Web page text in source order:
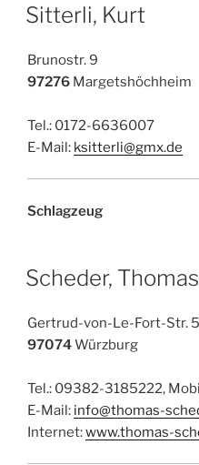
Sitterli, Kurt
Brunostr. 9
97276 Margetshöchheim
Tel.: 0172-6636007
E-Mail: ksitterli@gmx.de
Schlagzeug
Scheder, Thomas
Gertrud-von-Le-Fort-Str. 5
97074Würzburg
Tel.: 09382-3185222,
E-Mail: info@thomas-
Internet:www.thomas-